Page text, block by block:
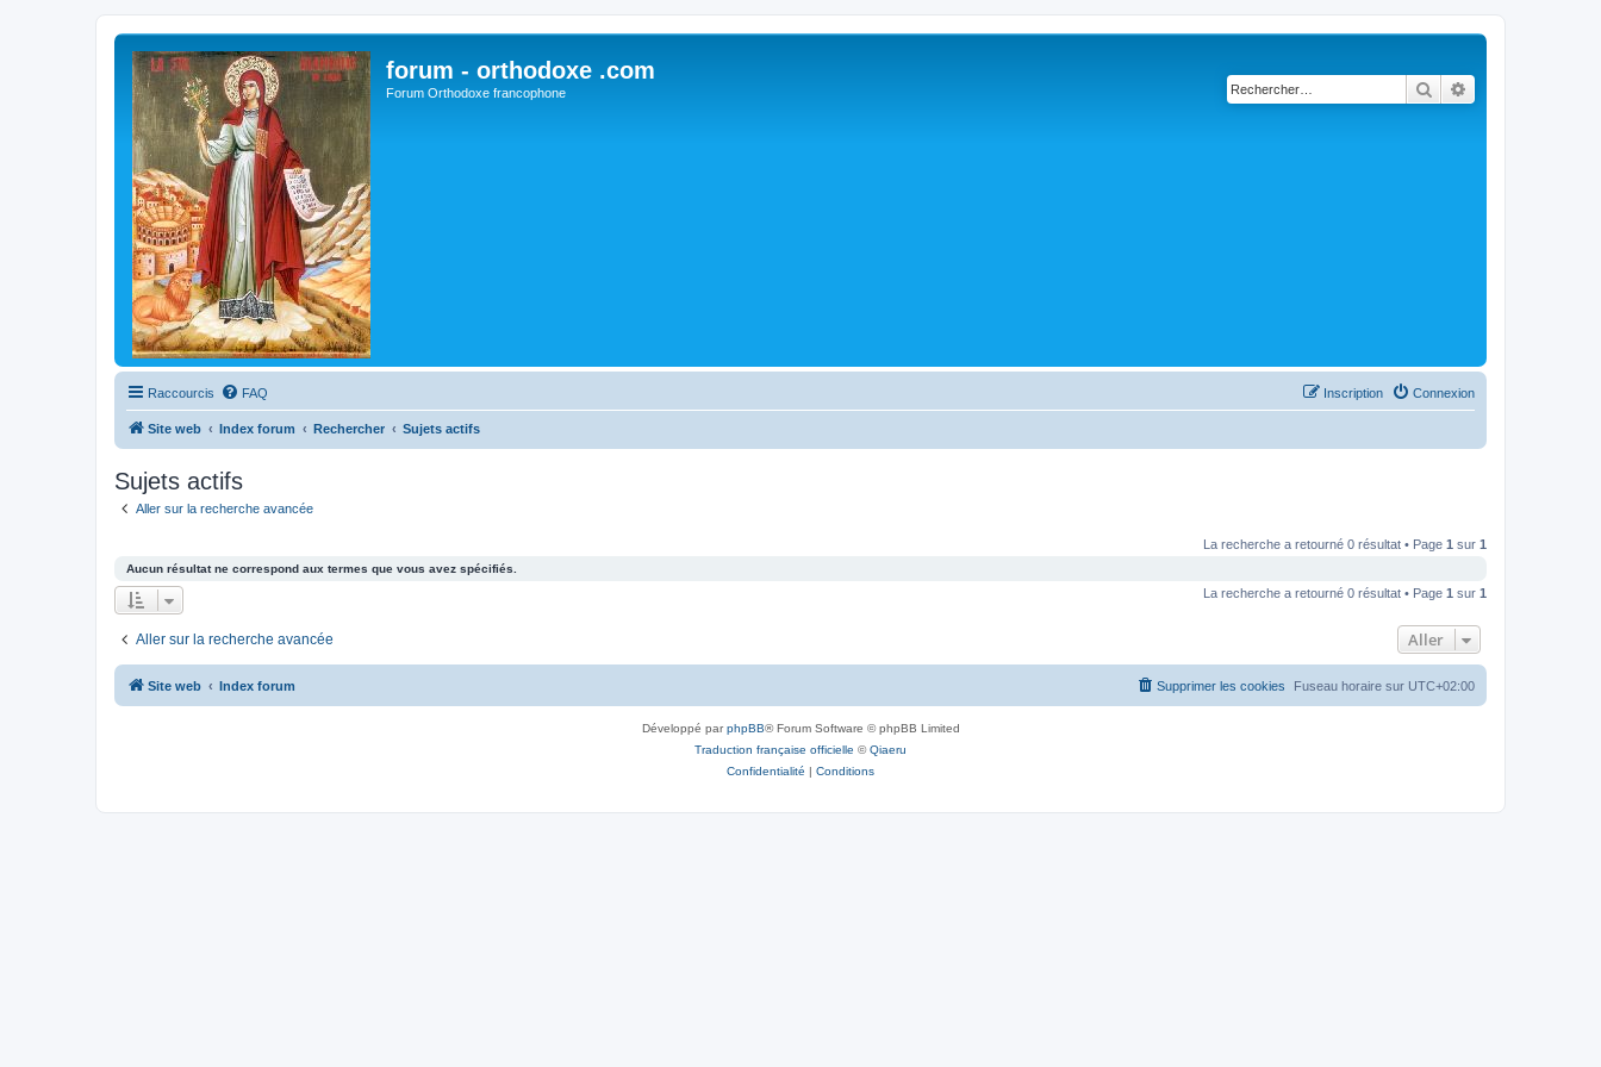
forum - orthodoxe .com
Forum Orthodoxe francophone Rechercher
Raccourcis FAQ Connexion
Inscription
Site web Index forum Rechercher Sujets actifs
Sujets actifs
Aller sur la recherche avancée
La recherche a retourné 0 résultat • Page 1 sur 1
Aucun résultat ne correspond aux termes que vous avez spécifiés.
La recherche a retourné 0 résultat • Page 1 sur 1
Aller sur la recherche avancée Aller
Site web Index forum Fuseau horaire sur UTC+02:00
Supprimer les cookies
Développé parphpBB® Forum Software © phpBB Limited
Traduction française officielle ©Qiaeru
Confidentialité | Conditions